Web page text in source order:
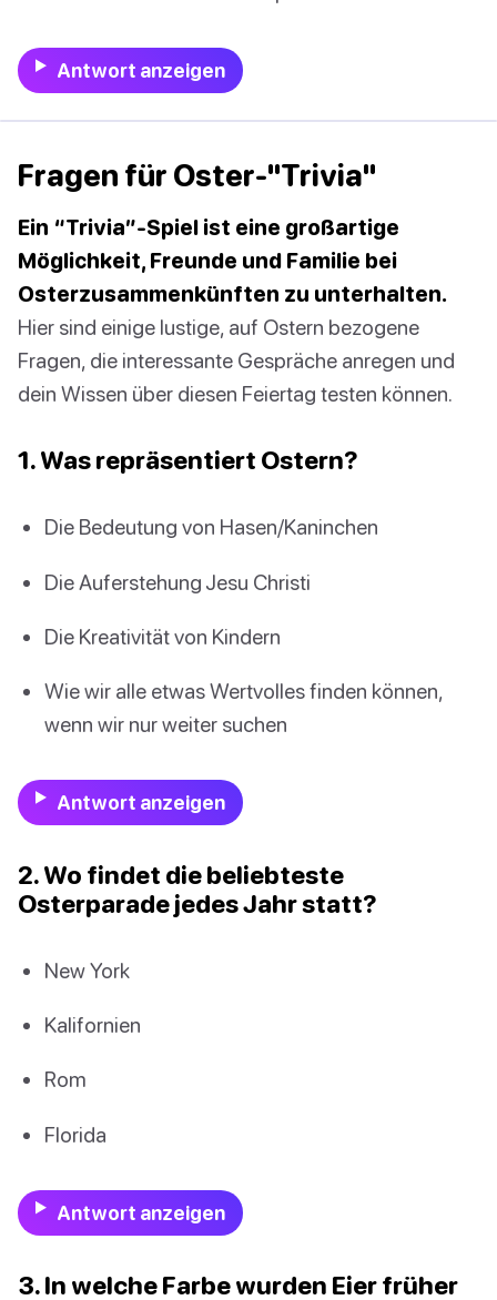
Antwort anzeigen
Fragen für Oster-"Trivia"
Ein “Trivia”-Spiel ist eine großartige
Möglichkeit, Freunde und Familie bei
Osterzusammenkünften zu unterhalten.
Hier sind einige lustige, auf Ostern bezogene
Fragen, die interessante Gespräche anregen und
dein Wissen über diesen Feiertag testen können.
1. Was repräsentiert Ostern?
Die Bedeutung von Hasen/Kaninchen
Die Auferstehung Jesu Christi
Die Kreativität von Kindern
Wie wir alle etwas Wertvolles finden können,
wenn wir nur weiter suchen
Antwort anzeigen
2. Wo findet die beliebteste
Osterparade jedes Jahr statt?
New York
Kalifornien
Rom
Florida
Antwort anzeigen
3. In welche Farbe wurden Eier früher